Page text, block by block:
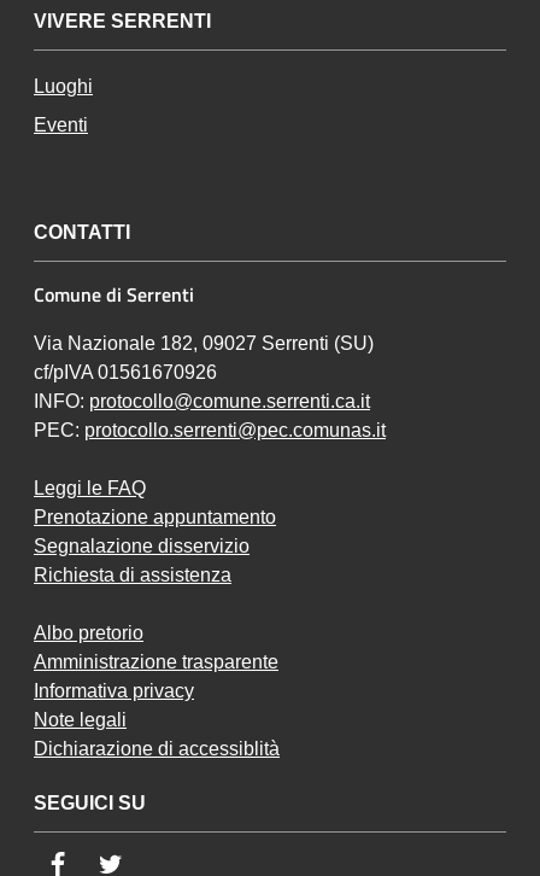
VIVERE SERRENTI
Luoghi
Eventi
CONTATTI
Comune di Serrenti
Via Nazionale 182, 09027 Serrenti (SU)
cf/pIVA 01561670926
INFO: protocollo@comune.serrenti.ca.it
PEC: protocollo.serrenti@pec.comunas.it
Leggi le FAQ
Prenotazione appuntamento
Segnalazione disservizio
Richiesta di assistenza
Albo pretorio
Amministrazione trasparente
Informativa privacy
Note legali
Dichiarazione di accessiblità
SEGUICI SU
Facebook